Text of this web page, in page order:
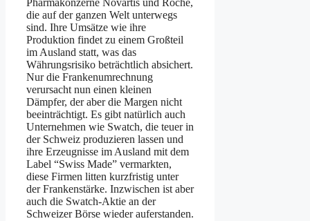
Pharmakonzerne Novartis und Roche,
die auf der ganzen Welt unterwegs
sind. Ihre Umsätze wie ihre
Produktion findet zu einem Großteil
im Ausland statt, was das
Währungsrisiko beträchtlich absichert.
Nur die Frankenumrechnung
verursacht nun einen kleinen
Dämpfer, der aber die Margen nicht
beeinträchtigt. Es gibt natürlich auch
Unternehmen wie Swatch, die teuer in
der Schweiz produzieren lassen und
ihre Erzeugnisse im Ausland mit dem
Label “Swiss Made” vermarkten,
diese Firmen litten kurzfristig unter
der Frankenstärke. Inzwischen ist aber
auch die Swatch-Aktie an der
Schweizer Börse wieder auferstanden.